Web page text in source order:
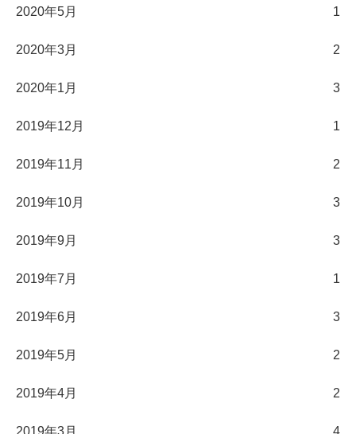
2020年5月 1
2020年3月 2
2020年1月 3
2019年12月 1
2019年11月 2
2019年10月 3
2019年9月 3
2019年7月 1
2019年6月 3
2019年5月 2
2019年4月 2
2019年3月 4